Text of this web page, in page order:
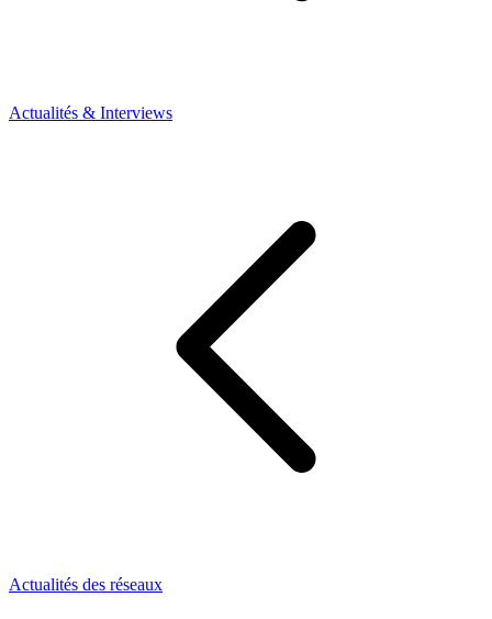
Actualités & Interviews
Actualités des réseaux